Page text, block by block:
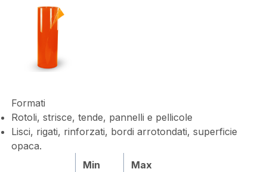
Formati
Rotoli, strisce, tende, pannelli e pellicole
Lisci, rigati, rinforzati, bordi arrotondati, superficie
opaca.
Min
Max